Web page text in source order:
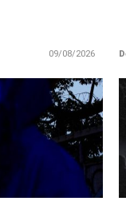
09/08/2026